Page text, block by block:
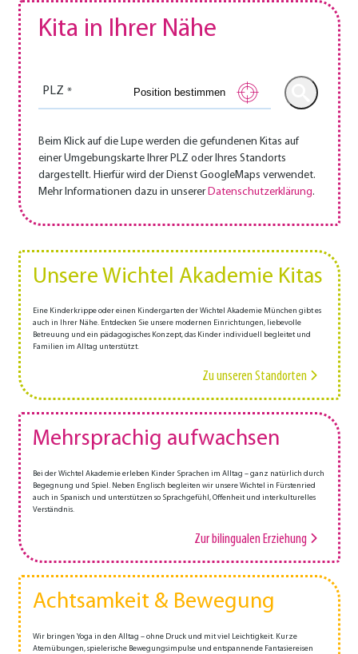
Kita in Ihrer Nähe
PLZ Position bestimmen
Beim Klick auf die Lupe werden die gefundenen Kitas auf
einer Umgebungskarte Ihrer PLZ oder Ihres Standorts
dargestellt. Hierfür wird der Dienst GoogleMaps verwendet.
Mehr Informationen dazu in unserer Datenschutzerklärung.
Unsere Wichtel Akademie Kitas
Eine Kinderkrippe oder einen Kindergarten der Wichtel Akademie München gibt es
auch in Ihrer Nähe. Entdecken Sie unsere modernen Einrichtungen, liebevolle
Betreuung und ein pädagogisches Konzept, das Kinder individuell begleitet und
Familien im Alltag unterstützt.
Zu unseren Standorten
Mehrsprachig aufwachsen
Bei der Wichtel Akademie erleben Kinder Sprachen im Alltag – ganz natürlich durch
Begegnung und Spiel. Neben Englisch begleiten wir unsere Wichtel in Fürstenried
auch in Spanisch und unterstützen so Sprachgefühl, Offenheit und interkulturelles
Verständnis.
Zur bilingualen Erziehung
Achtsamkeit & Bewegung
Wir bringen Yoga in den Alltag – ohne Druck und mit viel Leichtigkeit. Kurze
Atemübungen, spielerische Bewegungsimpulse und entspannende Fantasiereisen